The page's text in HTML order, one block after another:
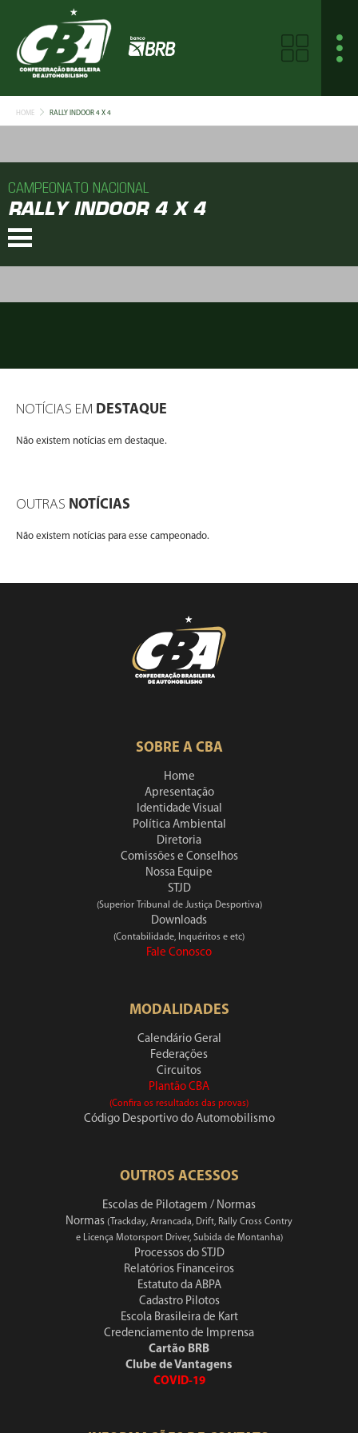
HOME RALLY INDOOR 4 X 4
CAMPEONATO NACIONAL
RALLY INDOOR 4 X 4
NOTÍCIAS EM DESTAQUE
Não existem notícias em destaque.
OUTRAS NOTÍCIAS
Não existem notícias para esse campeonado.
SOBRE A CBA
Home
Apresentação
Identidade Visual
Política Ambiental
Diretoria
Comissões e Conselhos
Nossa Equipe
STJD
(Superior Tribunal de Justiça Desportiva)
Downloads
(Contabilidade, Inquéritos e etc)
Fale Conosco
MODALIDADES
Calendário Geral
Federações
Circuitos
Plantão CBA
(Confira os resultados das provas)
Código Desportivo do Automobilismo
OUTROS ACESSOS
Escolas de Pilotagem / Normas
Normas (Trackday, Arrancada, Drift, Rally Cross Contry
e Licença Motorsport Driver, Subida de Montanha)
Processos do STJD
Relatórios Financeiros
Estatuto da ABPA
Cadastro Pilotos
Escola Brasileira de Kart
Credenciamento de Imprensa
Cartão BRB
Clube de Vantagens
COVID-19